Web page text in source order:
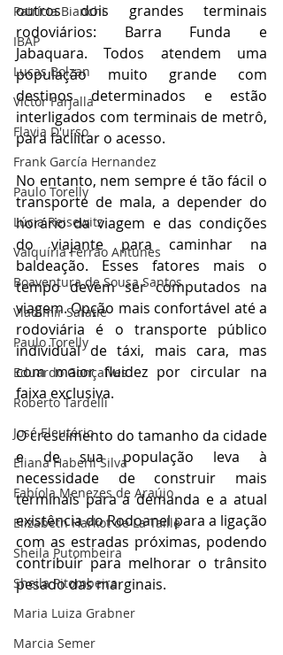
Patrícia Bianchi
IBAP
Lucas Bolzan
Victor Farjalla
Flavia D'urso
Frank García Hernandez
Paulo Torelly
Lúcia Reisewitz
Valquíria Ferrão Antunes
Boaventura de Sousa Santos
Vladimir Safatle
Paulo Torelly
Eduardo Gonçalves
Roberto Tardelli
José Eleutério
Eliana Haberli Silva
Fabíola Menezes de Araújo
Elizabeth Harkot de La Taille
Sheila Putombeira
Sheila Pitombeira
Maria Luiza Grabner
Marcia Semer
outros dois grandes terminais
rodoviários: Barra Funda e
Jabaquara. Todos atendem uma
população muito grande com
destinos determinados e estão
interligados com terminais de metrô,
para facilitar o acesso.
No entanto, nem sempre é tão fácil o
transporte de mala, a depender do
horário da viagem e das condições
do viajante para caminhar na
baldeação. Esses fatores mais o
tempo devem ser computados na
viagem. Opção mais confortável até a
rodoviária é o transporte público
individual de táxi, mais cara, mas
com maior fluidez por circular na
faixa exclusiva.
O crescimento do tamanho da cidade
e de sua população leva à
necessidade de construir mais
terminais para a demanda e a atual
existência do Rodoanel para a ligação
com as estradas próximas, podendo
contribuir para melhorar o trânsito
pesado das marginais.